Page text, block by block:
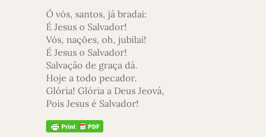
Ó vós, santos, já bradai:
É Jesus o Salvador!
Vós, nações, oh, jubilai!
É Jesus o Salvador!
Salvação de graça dá.
Hoje a todo pecador.
Glória! Glória a Deus Jeová,
Pois Jesus é Salvador!